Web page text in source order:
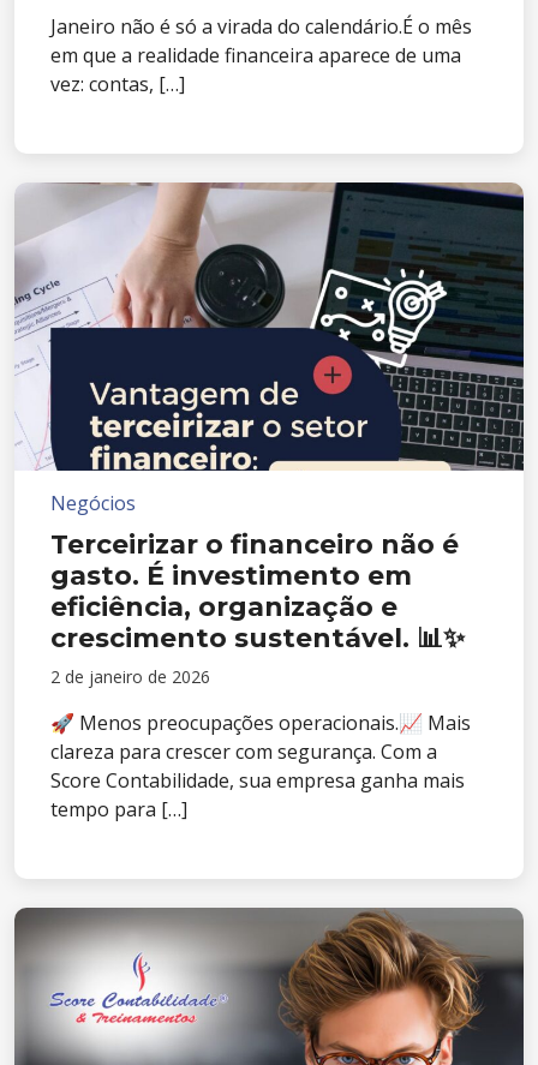
Janeiro não é só a virada do calendário.É o mês
em que a realidade financeira aparece de uma
vez: contas, […]
Negócios
Terceirizar o financeiro não é
gasto. É investimento em
eficiência, organização e
crescimento sustentável. 📊✨
2 de janeiro de 2026
🚀 Menos preocupações operacionais.📈 Mais
clareza para crescer com segurança. Com a
Score Contabilidade, sua empresa ganha mais
tempo para […]